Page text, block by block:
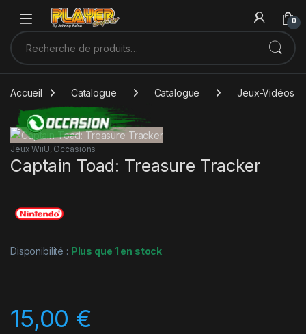
Sauter à la navigation
Skip to content
0
Recherche pour :
Accueil Catalogue Catalogue Jeux-Vidéos
Jeux WiiU, Occasions
Captain Toad: Treasure Tracker
Disponibilité : Plus que 1 en stock
15,00 €